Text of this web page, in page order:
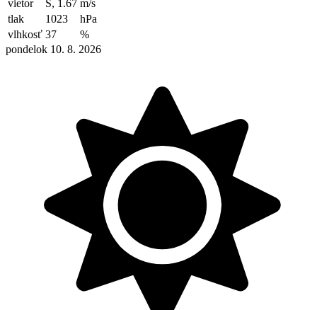
vietor
S, 1.67 m/s
tlak
1023
hPa
vlhkosť 37
%
pondelok 10. 8. 2026